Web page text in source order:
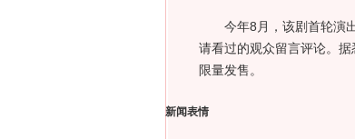
今年8月，该剧首轮演出
请看过的观众留言评论。
限量发售。
新闻表情